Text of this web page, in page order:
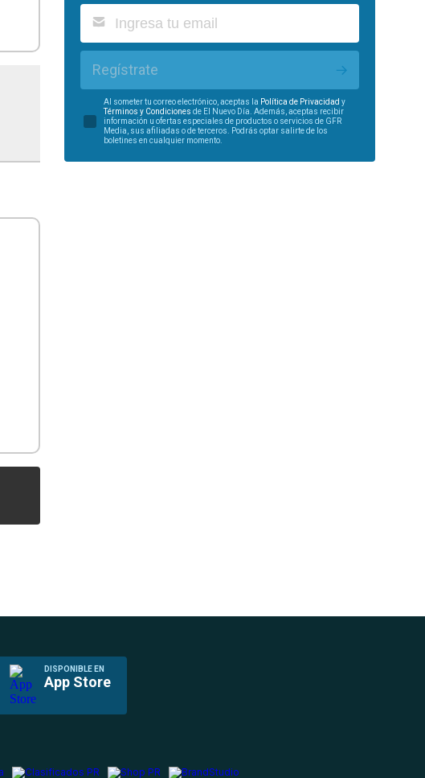
Regístrate
Al someter tu correo electrónico, aceptas la Política de Privacidad y
Términos y Condiciones de El Nuevo Día. Además, aceptas recibir
información u ofertas especiales de productos o servicios de GFR
Media, sus afiliadas o de terceros. Podrás optar salirte de los
boletines en cualquier momento.
DISPONIBLE EN
App Store